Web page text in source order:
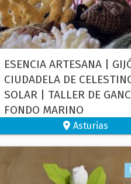
ESENCIA ARTESANA |
CIUDADELA DE
SOLAR | TALLER DE
FONDO MARINO
Asturias